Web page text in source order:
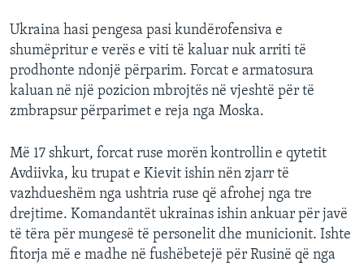
Ukraina hasi pengesa pasi kundërofensiva e
shumëpritur e verës e viti të kaluar nuk arriti të
prodhonte ndonjë përparim. Forcat e armatosura
kaluan në një pozicion mbrojtës në vjeshtë për të
zmbrapsur përparimet e reja nga Moska.
Më 17 shkurt, forcat ruse morën kontrollin e qytetit
Avdiivka, ku trupat e Kievit ishin nën zjarr të
vazhdueshëm nga ushtria ruse që afrohej nga tre
drejtime. Komandantët ukrainas ishin ankuar për javë
të tëra për mungesë të personelit dhe municionit. Ishte
fitorja më e madhe në fushëbetejë për Rusinë që nga